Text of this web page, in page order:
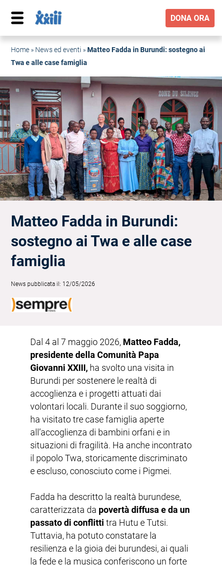
DONA ORA
Home » News ed eventi »Matteo Fadda in Burundi: sostegno ai
Twa e alle case famiglia
Matteo Fadda in Burundi:
sostegno ai Twa e alle case
famiglia
News pubblicata il: 12/05/2026
Dal 4 al 7 maggio 2026, Matteo Fadda,
presidente della Comunità Papa
Giovanni XXIII,ha svolto una visita in
Burundi per sostenere le realtà di
accoglienza e i progetti attuati dai
volontari locali. Durante il suo soggiorno,
ha visitato tre case famiglia aperte
all’accoglienza di bambini orfani e in
situazioni di fragilità. Ha anche incontrato
il popolo Twa, storicamente discriminato
e escluso, conosciuto come i Pigmei.
Fadda ha descritto la realtà burundese,
caratterizzata da povertà diffusa e da un
passato di conflitti tra Hutu e Tutsi.
Tuttavia, ha potuto constatare la
resilienza e la gioia dei burundesi, ai quali
la fede e la musica conferiscono un forte